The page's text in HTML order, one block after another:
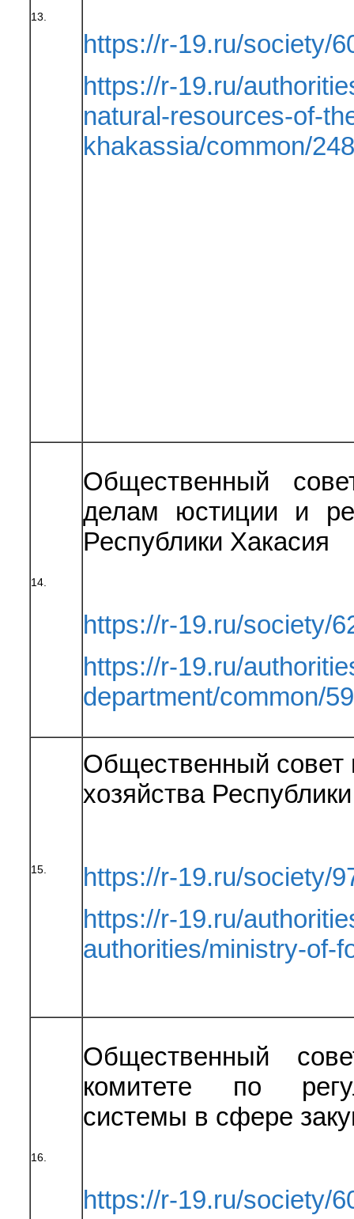
13.
https://r-19.ru/society/
https://r-19.ru/
natural-resources-of-
khakassia/common/
14.
Общественный
делам юстиции и
Республики Хакасия
https://r-19.ru/society/
https://r-19.ru/
department/common/
15.
Общественный совет
хозяйства
https://r-19.ru/society/
https://r-19.ru/
authorities/ministry-of-
16.
Общественный
комитете по
системы в сфере
https://r-19.ru/society/